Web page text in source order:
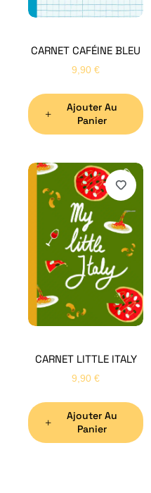
CARNET CAFÉINE BLEU
9,90 €
Ajouter Au
Panier
CARNET LITTLE ITALY
9,90 €
Ajouter Au
Panier